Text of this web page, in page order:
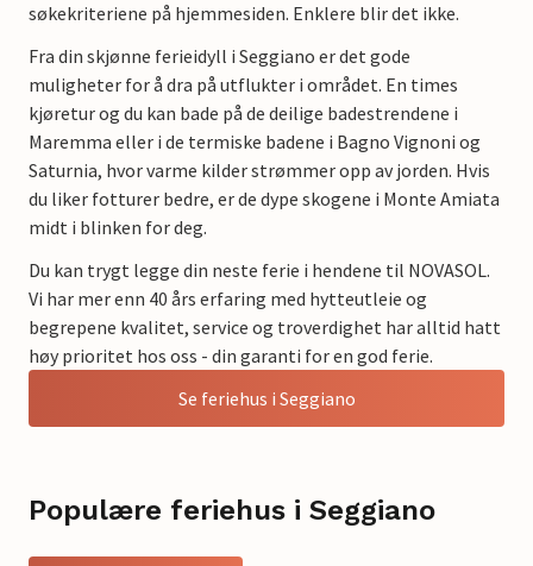
søkekriteriene på hjemmesiden. Enklere blir det ikke.
Fra din skjønne ferieidyll i Seggiano er det gode
muligheter for å dra på utflukter i området. En times
kjøretur og du kan bade på de deilige badestrendene i
Maremma eller i de termiske badene i Bagno Vignoni og
Saturnia, hvor varme kilder strømmer opp av jorden. Hvis
du liker fotturer bedre, er de dype skogene i Monte Amiata
midt i blinken for deg.
Du kan trygt legge din neste ferie i hendene til NOVASOL.
Vi har mer enn 40 års erfaring med hytteutleie og
begrepene kvalitet, service og troverdighet har alltid hatt
høy prioritet hos oss - din garanti for en god ferie.
Se feriehus i Seggiano
Populære feriehus i Seggiano